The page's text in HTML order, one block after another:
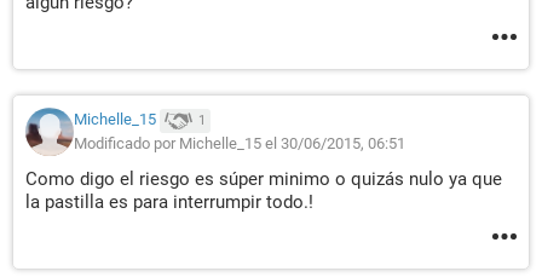
Michelle_15 1
Modificado por Michelle_15 el 30/06/2015, 06:51
Como digo el riesgo es súper minimo o quizás nulo ya que
la pastilla es para interrumpir todo.!